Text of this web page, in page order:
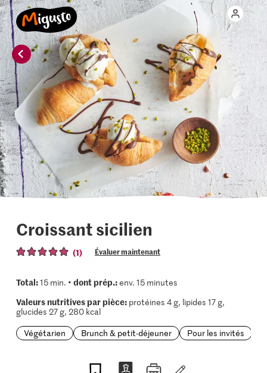
Croissant sicilien
(1) Évaluer maintenant
Total:15 min. • dont prép.:env. 15 minutes
Valeurs nutritives par pièce:protéines 4 g, lipides 17 g,
glucides 27 g, 280 kcal
Végétarien
Brunch & petit-déjeuner Pour les invités